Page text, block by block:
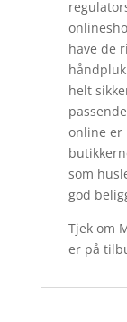
have de
helt
online er
som
god
Tjek om
er på